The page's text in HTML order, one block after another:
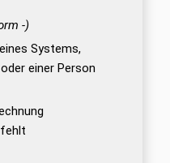
-)
Systems,
einer Person